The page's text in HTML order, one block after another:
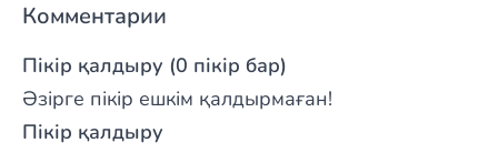
Комментарии
Пікір қалдыру (0 пікір бар)
Әзірге пікір ешкім қалдырмаған!
Пікір қалдыру